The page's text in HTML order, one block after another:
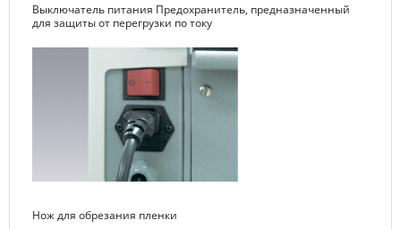
Выключатель питания Предохранитель, предназначенный
для защиты от перегрузки по току
Нож для обрезания пленки